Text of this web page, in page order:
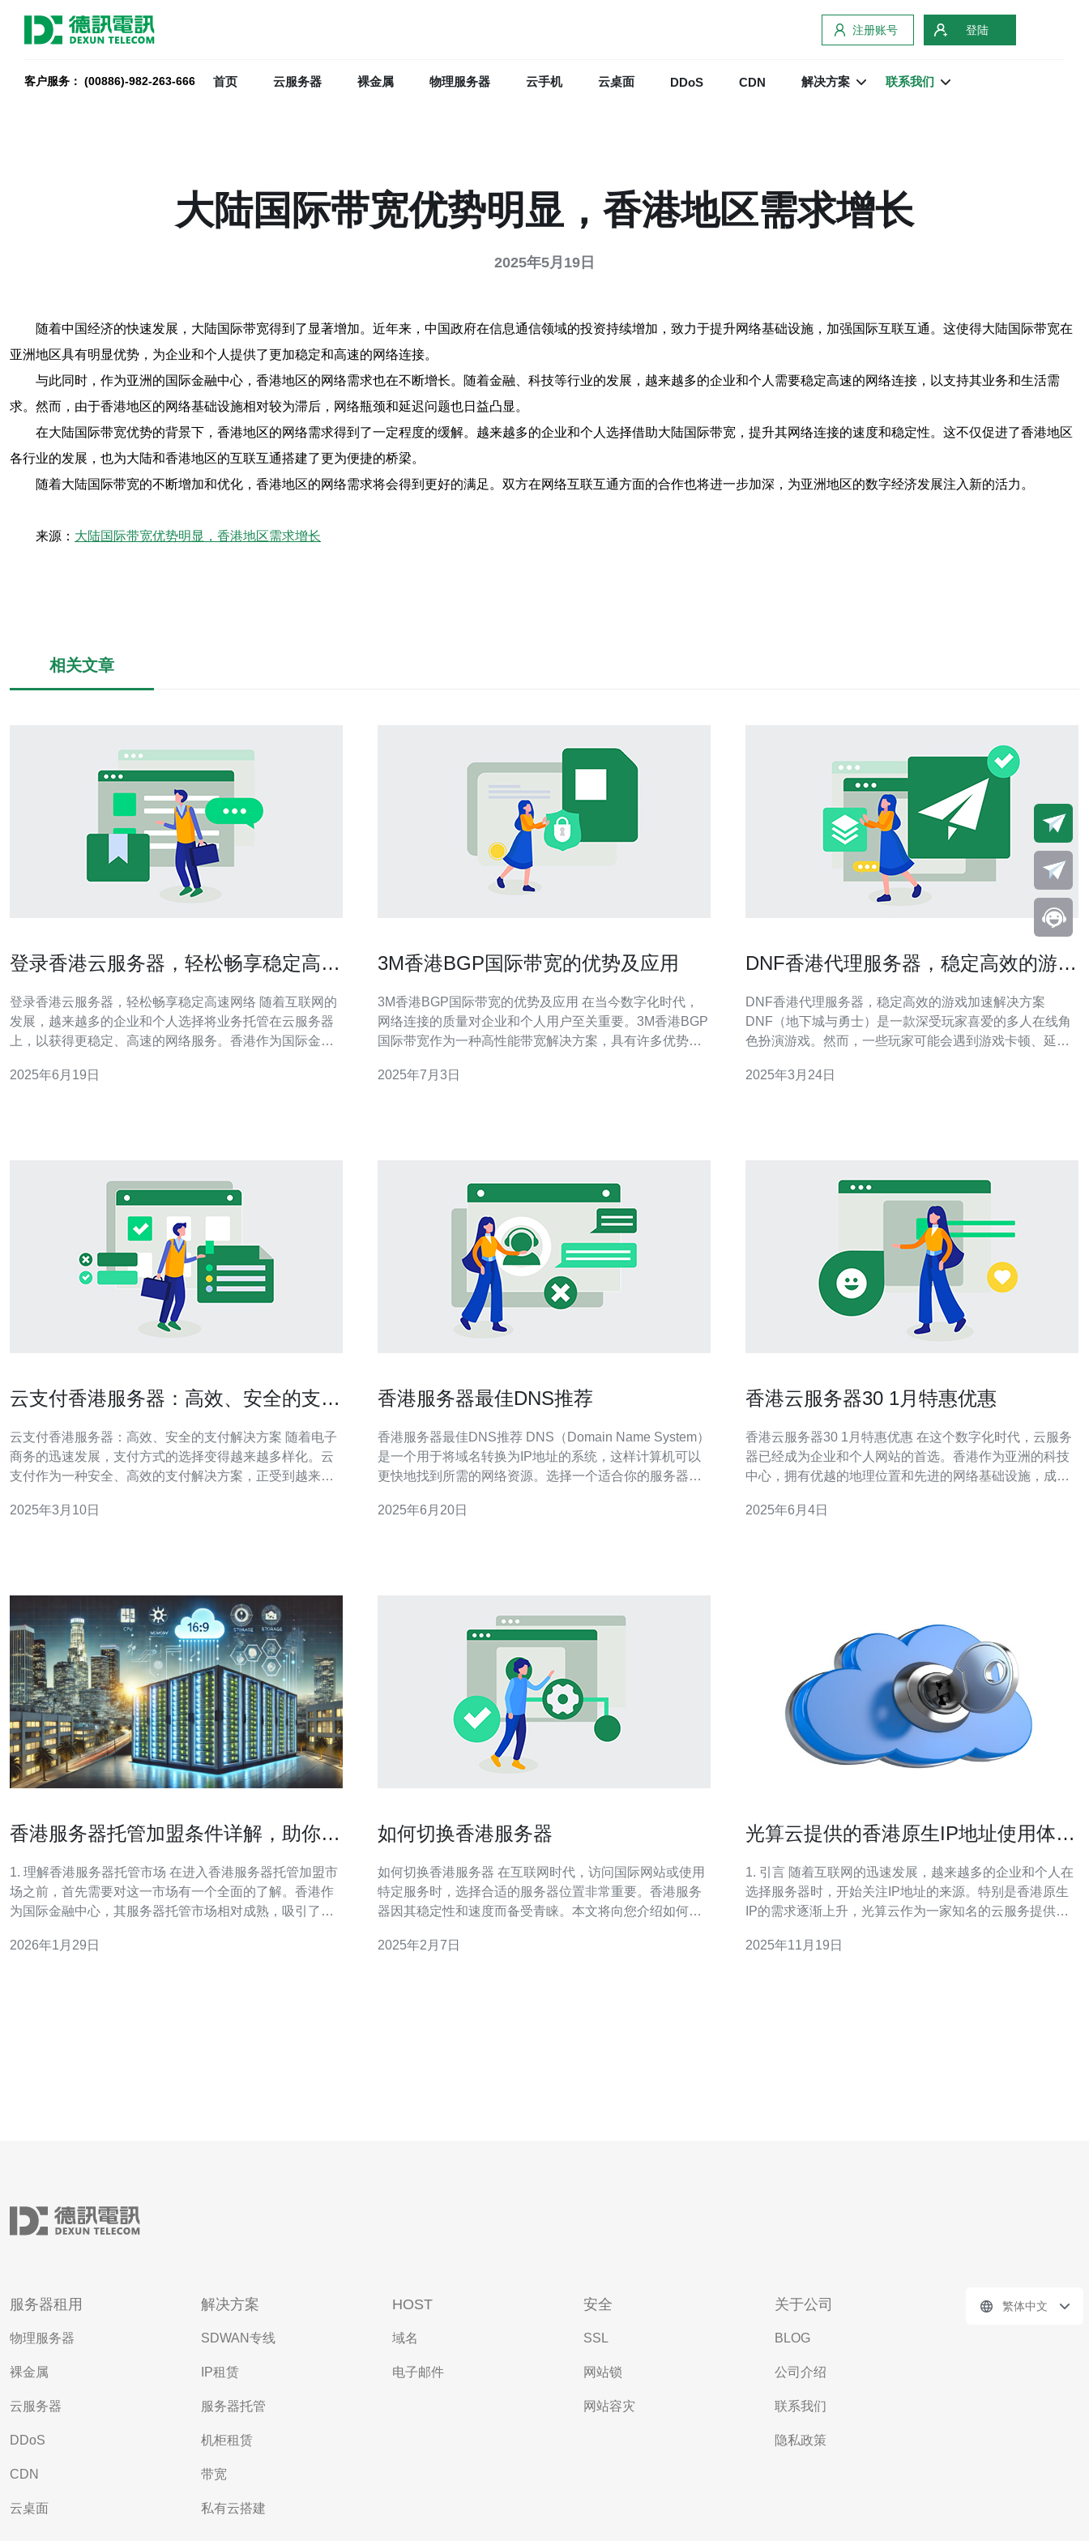
注册账号 登陆
客户服务： (00886)-982-263-666 首页 云服务器 裸金属 物理服务器 云手机 云桌面 DDoS CDN 解决方案 联系我们
大陆国际带宽优势明显，香港地区需求增长
2025年5月19日
随着中国经济的快速发展，大陆国际带宽得到了显著增加。近年来，中国政府在信息通信领域的投资持续增加，致力于提升网络基础设施，加强国际互联互通。这使得大陆国际带宽在
亚洲地区具有明显优势，为企业和个人提供了更加稳定和高速的网络连接。
与此同时，作为亚洲的国际金融中心，香港地区的网络需求也在不断增长。随着金融、科技等行业的发展，越来越多的企业和个人需要稳定高速的网络连接，以支持其业务和生活需
求。然而，由于香港地区的网络基础设施相对较为滞后，网络瓶颈和延迟问题也日益凸显。
在大陆国际带宽优势的背景下，香港地区的网络需求得到了一定程度的缓解。越来越多的企业和个人选择借助大陆国际带宽，提升其网络连接的速度和稳定性。这不仅促进了香港地区
各行业的发展，也为大陆和香港地区的互联互通搭建了更为便捷的桥梁。
随着大陆国际带宽的不断增加和优化，香港地区的网络需求将会得到更好的满足。双方在网络互联互通方面的合作也将进一步加深，为亚洲地区的数字经济发展注入新的活力。
来源： 大陆国际带宽优势明显，香港地区需求增长
相关文章
登录香港云服务器，轻松畅享稳定高速
登录香港云服务器，轻松畅享稳定高速网络 随着互联网的
发展，越来越多的企业和个人选择将业务托管在云服务器
上，以获得更稳定、高速的网络服务。香港作为国际金融
了众多企业的首选。 香港云服务器不仅拥有稳定高速的网
2025年6月19日
3M香港BGP国际带宽的优势及应用
3M香港BGP国际带宽的优势及应用 在当今数字化时代，
网络连接的质量对企业和个人用户至关重要。3M香港BGP
国际带宽作为一种高性能带宽解决方案，具有许多优势和
靠性：3M香港BGP国际带宽采用多线路冗余设计，确保网
2025年7月3日
DNF香港代理服务器，稳定高效的游戏
DNF香港代理服务器，稳定高效的游戏加速解决方案
DNF（地下城与勇士）是一款深受玩家喜爱的多人在线角
色扮演游戏。然而，一些玩家可能会遇到游戏卡顿、延迟
了稳定高效的游戏加速解决方案——DNF香港代理服务
2025年3月24日
云支付香港服务器：高效、安全的支付
云支付香港服务器：高效、安全的支付解决方案 随着电子
商务的迅速发展，支付方式的选择变得越来越多样化。云
支付作为一种安全、高效的支付解决方案，正受到越来越
了企业选择的首要考虑因素。本文将介绍云支付香港服务
2025年3月10日
香港服务器最佳DNS推荐
香港服务器最佳DNS推荐 DNS（Domain Name System）
是一个用于将域名转换为IP地址的系统，这样计算机可以
更快地找到所需的网络资源。选择一个适合你的服务器的
度、加密数据传输、保护隐私等。在香港，选择最佳DNS
2025年6月20日
香港云服务器30 1月特惠优惠
香港云服务器30 1月特惠优惠 在这个数字化时代，云服务
器已经成为企业和个人网站的首选。香港作为亚洲的科技
中心，拥有优越的地理位置和先进的网络基础设施，成为
了1月特惠优惠，让您在这个冬季享受更优惠的云服务器服
2025年6月4日
香港服务器托管加盟条件详解，助你快
1. 理解香港服务器托管市场 在进入香港服务器托管加盟市
场之前，首先需要对这一市场有一个全面的了解。香港作
为国际金融中心，其服务器托管市场相对成熟，吸引了大
功的第一步。 2. 评估自身条件 在决定加盟之前，评估自身
2026年1月29日
如何切换香港服务器
如何切换香港服务器 在互联网时代，访问国际网站或使用
特定服务时，选择合适的服务器位置非常重要。香港服务
器因其稳定性和速度而备受青睐。本文将向您介绍如何切
服务器，首先需要使用VPN（虚拟私人网络）服务。VPN
2025年2月7日
光算云提供的香港原生IP地址使用体验
1. 引言 随着互联网的迅速发展，越来越多的企业和个人在
选择服务器时，开始关注IP地址的来源。特别是香港原生
IP的需求逐渐上升，光算云作为一家知名的云服务提供
我在光算云使用香港原生IP地址的实际体验。 2. 香港原生
2025年11月19日
服务器租用
物理服务器
裸金属
云服务器
DDoS
CDN
云桌面
解决方案
SDWAN专线
IP租赁
服务器托管
机柜租赁
带宽
私有云搭建
HOST
域名
电子邮件
安全
SSL
网站锁
网站容灾
关于公司
BLOG
公司介绍
联系我们
隐私政策
繁体中文